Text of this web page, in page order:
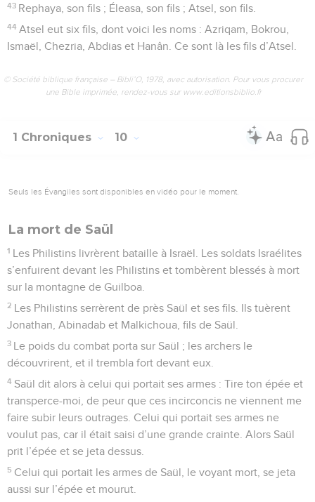
43 Rephaya, son fils ; Éleasa, son fils ; Atsel, son fils.
44 Atsel eut six fils, dont voici les noms : Azriqam, Bokrou,
Ismaël, Chezria, Abdias et Hanân. Ce sont là les fils d’Atsel.
© Société biblique française – Bibli’O, 1978, avec autorisation. Pour vous procurer
une Bible imprimée, rendez-vous sur www.editionsbiblio.fr
1 Chroniques 10
Seuls les Évangiles sont disponibles en vidéo pour le moment.
La mort de Saül
1 Les Philistins livrèrent bataille à Israël. Les soldats Israélites
s’enfuirent devant les Philistins et tombèrent blessés à mort
sur la montagne de Guilboa.
2 Les Philistins serrèrent de près Saül et ses fils. Ils tuèrent
Jonathan, Abinadab et Malkichoua, fils de Saül.
3 Le poids du combat porta sur Saül ; les archers le
découvrirent, et il trembla fort devant eux.
4 Saül dit alors à celui qui portait ses armes : Tire ton épée et
transperce-moi, de peur que ces incirconcis ne viennent me
faire subir leurs outrages. Celui qui portait ses armes ne
voulut pas, car il était saisi d’une grande crainte. Alors Saül
prit l’épée et se jeta dessus.
5 Celui qui portait les armes de Saül, le voyant mort, se jeta
aussi sur l’épée et mourut.